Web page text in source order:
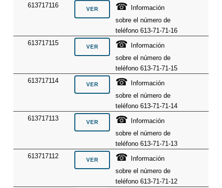
613717116
☎ Información
sobre el número de
teléfono 613-71-71-16
613717115
☎ Información
sobre el número de
teléfono 613-71-71-15
613717114
☎ Información
sobre el número de
teléfono 613-71-71-14
613717113
☎ Información
sobre el número de
teléfono 613-71-71-13
613717112
☎ Información
sobre el número de
teléfono 613-71-71-12